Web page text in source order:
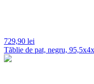
729,90 lei
Tăblie de pat, negru,